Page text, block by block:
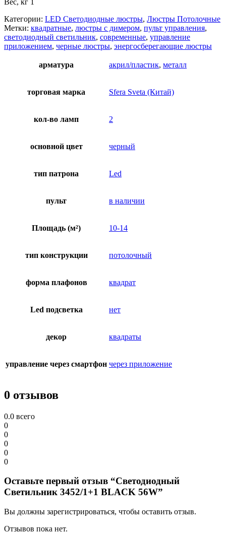
Категории: LED Светодиодные люстры, Люстры Потолочные
Метки: квадратные, люстры с димером, пульт управления,
светодиодный светильник, современные, управление
приложением, черные люстры, энергосберегающие люстры
арматура акрил/пластик, металл
торговая марка Sfera Sveta (Китай)
кол-во ламп 2
основной цвет черный
тип патрона Led
пульт в наличии
Площадь (м²) 10-14
тип конструкции потолочный
форма плафонов квадрат
Led подсветка нет
декор квадраты
управление через смартфон через приложение
0 отзывов
0.0 всего
0
0
0
0
0
Оставьте первый отзыв “Светодиодный
Светильник 3452/1+1 BLACK 56W”
Вы должны зарегистрироваться, чтобы оставить отзыв.
Отзывов пока нет.